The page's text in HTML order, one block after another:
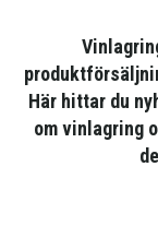
Här hittar du
om vinlagring